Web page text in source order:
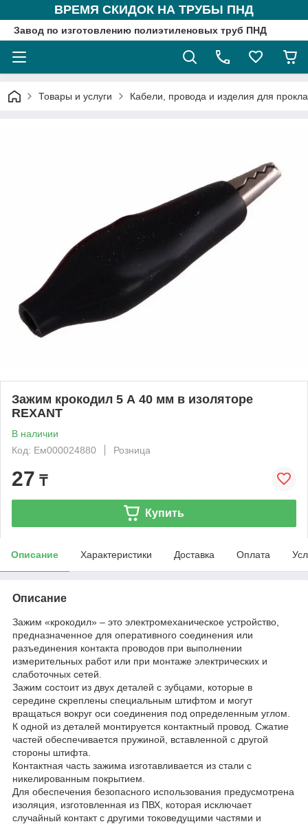
ВРЕМЯ СКИДОК НА ТРУБЫ ПНД
Завод по изготовлению полиэтиленовых труб ПНД
Товары и услуги Кабели, провода и изделия для
Зажим крокодил 5 А 40 мм в изоляторе
REXANT
В наличии
Код: Ем000024880
Розница
27 ₸
Купить
Описание Характеристики Доставка Оплата
Описание
Зажим «крокодил» – это электромеханическое устройство,
предназначенное для оперативного соединения или
разъединения контакта проводов при выполнении
измерительных работ или при монтаже электрических и
слаботочных сетей.
Зажим состоит из двух деталей с зубцами, которые в
середине скреплены специальным штифтом и могут
вращаться вокруг оси соединения под определенным углом.
К одной из деталей монтируется контактный провод. Сжатие
частей обеспечивается пружиной, вставленной с другой
стороны штифта.
Контактная часть зажима изготавливается из стали с
никелированным покрытием.
Для обеспечения безопасного использования предусмотрена
изоляция, изготовленная из ПВХ, которая исключает
случайный контакт с другими токоведущими частями и